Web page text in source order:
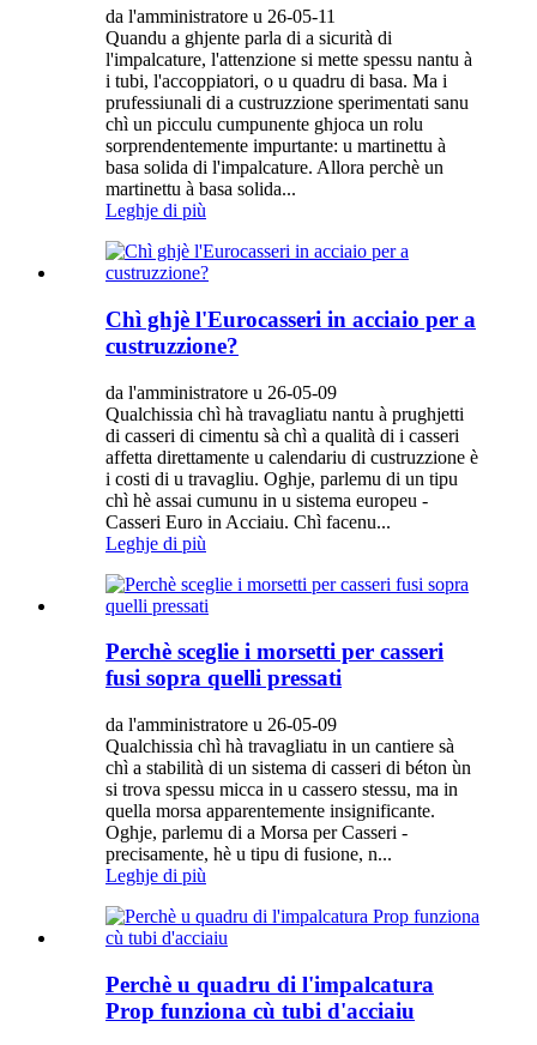
da l'amministratore u 26-05-11
Quandu a ghjente parla di a sicurità di
l'impalcature, l'attenzione si mette spessu nantu à
i tubi, l'accoppiatori, o u quadru di basa. Ma i
prufessiunali di a custruzzione sperimentati sanu
chì un picculu cumpunente ghjoca un rolu
sorprendentemente impurtante: u martinettu à
basa solida di l'impalcature. Allora perchè un
martinettu à basa solida...
Leghje di più
Chì ghjè l'Eurocasseri in acciaio per a
custruzzione?
da l'amministratore u 26-05-09
Qualchissia chì hà travagliatu nantu à prughjetti
di casseri di cimentu sà chì a qualità di i casseri
affetta direttamente u calendariu di custruzzione è
i costi di u travagliu. Oghje, parlemu di un tipu
chì hè assai cumunu in u sistema europeu -
Casseri Euro in Acciaiu. Chì facenu...
Leghje di più
Perchè sceglie i morsetti per casseri
fusi sopra quelli pressati
da l'amministratore u 26-05-09
Qualchissia chì hà travagliatu in un cantiere sà
chì a stabilità di un sistema di casseri di béton ùn
si trova spessu micca in u cassero stessu, ma in
quella morsa apparentemente insignificante.
Oghje, parlemu di a Morsa per Casseri -
precisamente, hè u tipu di fusione, n...
Leghje di più
Perchè u quadru di l'impalcatura
Prop funziona cù tubi d'acciaiu